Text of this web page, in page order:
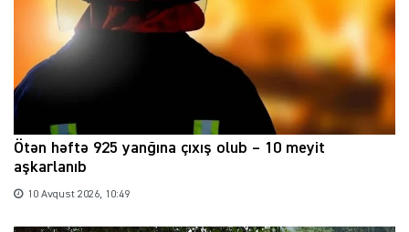
Ötən həftə 925 yanğına çıxış olub – 10 meyit
aşkarlanıb
10 Avqust 2026, 10:49